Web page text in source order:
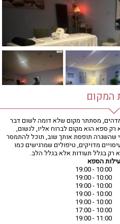
המקום
מסתתר מקום שלא דומה לשום דבר
רק ספא הוא מקום לברוח אליו, לנשום,
שהשגרה תופסת אותך שוב, תוכל להתמסר
מדויקים, טיפולים שמרגישים כמו
רק בגלל תעודות אלא בגלל הלב.
הספא
10:00 - 19:00
10:00 - 19:00
10:00 - 19:00
10:00 - 19:00
10:00 - 19:00
10:00 - 17:00
11:00 - 19:00